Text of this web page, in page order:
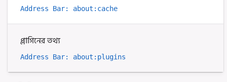
Address Bar: about:cache
প্লাগিনের তথ্য
Address Bar: about:plugins